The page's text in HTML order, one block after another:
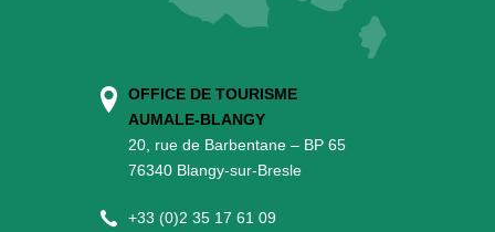
OFFICE DE TOURISME
AUMALE-BLANGY
20, rue de Barbentane – BP 65
76340 Blangy-sur-Bresle
+33 (0)2 35 17 61 09